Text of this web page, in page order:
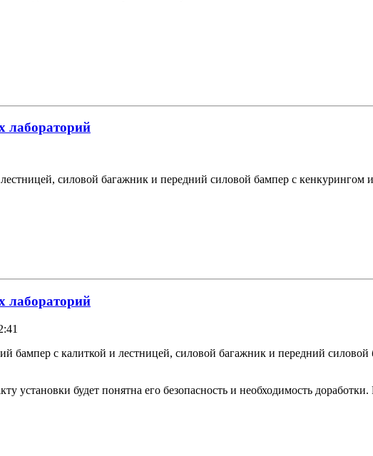
лабораторий
силовой багажник и передний силовой бампер с кенкурингом
лабораторий
бампер с калиткой и лестницей, силовой багажник и передний
установки будет понятна его безопасность и необходимость